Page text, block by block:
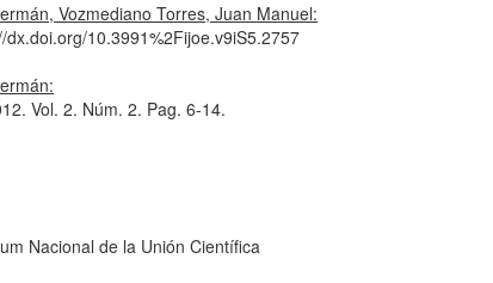
Vozmediano Torres, Juan Manuel:
dx.doi.org/10.3991%2Fijoe.v9iS5.2757
Vol. 2. Núm. 2. Pag. 6-14.
Nacional de la Unión Científica